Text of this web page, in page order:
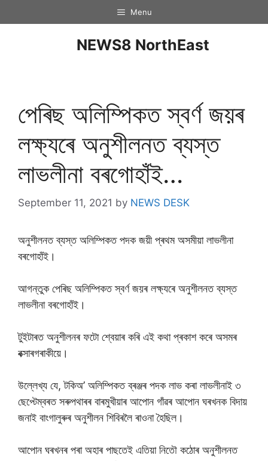
Menu
NEWS8 NorthEast
পেৰিছ অলিম্পিকত স্বৰ্ণ জয়ৰ
লক্ষ্যৰে অনুশীলনত ব্যস্ত
লাভলীনা বৰগোহাঁই…
September 11, 2021 by NEWS DESK
অনুশীলনত ব্যস্ত অলিম্পিকত পদক জয়ী প্ৰথম অসমীয়া লাভলীনা
বৰগোহাঁই।
আগন্তুক পেৰিছ অলিম্পিকত স্বৰ্ণ জয়ৰ লক্ষ্যৰে অনুশীলনত ব্যস্ত
লাভলীনা বৰগোহাঁই।
টুইটাৰত অনুশীলনৰ ফটো শ্বেয়াৰ কৰি এই কথা প্ৰকাশ কৰে অসমৰ
বক্সাৰগৰাকীয়ে।
উল্লেখ্য যে, টকিঅ’ অলিম্পিকত ব্ৰঞ্জৰ পদক লাভ কৰা লাভলীনাই ৩
ছেপ্টেম্বৰত সৰুপথাৰৰ বাৰমুখীয়াৰ আপোন গাঁৱৰ আপোন ঘৰখনক বিদায়
জনাই বাংগালুৰুৰ অনুশীলন শিবিৰলৈ ৰাওনা হৈছিল।
আপোন ঘৰখনৰ পৰা অহাৰ পাছতেই এতিয়া নিতৌ কঠোৰ অনুশীলনত